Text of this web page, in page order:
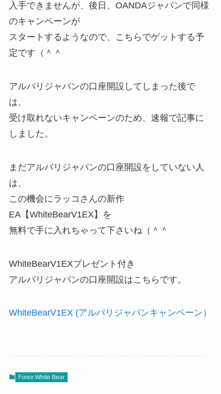
入手できませんが、後日、OANDAジャパンで同様
のキャンペーンが
スタートするようなので、こちらでゲットする予
定です（＾＾
アルパリジャパンの口座開設してしまった後で
は、
受け取れないキャンペーンのため、速報で記事に
しました。
まだアルパリジャパンの口座開設をしていない人
は、
この機会にラッコさんの新作
EA【WhiteBearV1EX】を
無料で手に入れちゃって下さいね（＾＾
WhiteBearV1EXプレゼント付き
アルパリジャパンの口座開設はこちらです。
WhiteBearV1EX (アルパリジャパンキャンペーン）
Forex White Bear